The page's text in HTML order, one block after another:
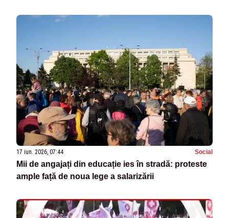
17 iun. 2026, 07:44 Social
Mii de angajați din educație ies în stradă: proteste
ample față de noua lege a salarizării